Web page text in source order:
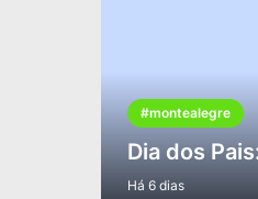
#montealegre
Dia dos
Há 6 dias